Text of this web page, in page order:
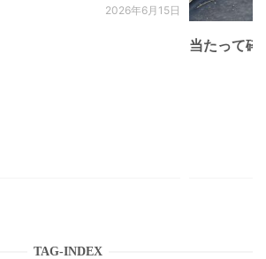
2026年6月15日
当たって砕
TAG-INDEX